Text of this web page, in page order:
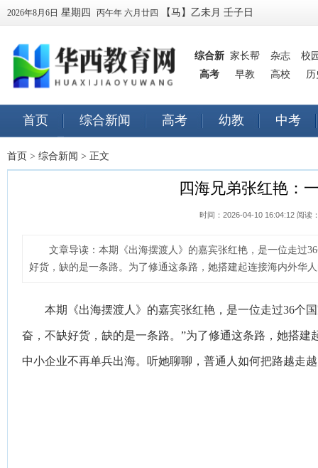
2026年8月6日 星期四 丙午年 六月廿四 【马】乙未月 壬子日
综合新
闻
家长帮 杂志
校
高考 早教 高校 历
首页 综合新闻 高考 幼教 中考
早教 订阅
首页 > 综合新闻 > 正文
四海兄弟张红艳：
时间：2026-04-10 16:04:12 阅读
文章导读： 本期《出海摆渡人》的嘉宾张红艳，是一位走过
好货，缺的是一条路。为了修通这条路，她搭建起连接海内外华
本期《出海摆渡人》的嘉宾张红艳，是一位走过36个
奋，不缺好货，缺的是一条路。”为了修通这条路，她搭
中小企业不再单兵出海。听她聊聊，普通人如何把路越走